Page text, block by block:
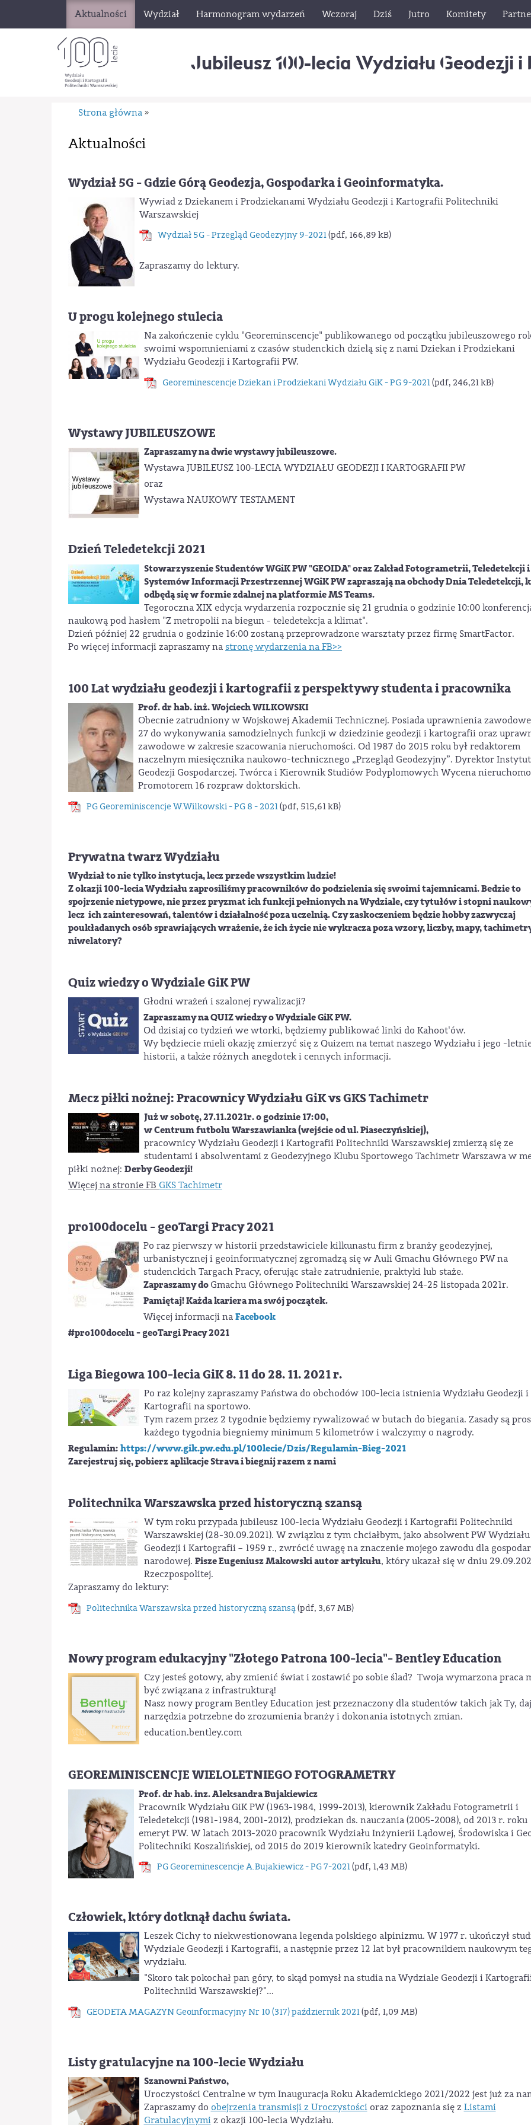
Aktualności Wydział Harmonogram wydarzeń Wczoraj Dziś Jutro Komitety
Jubileusz 100-lecia Wydziału Geodezji
Strona główna »
Aktualności
Wydział 5G - Gdzie Górą Geodezja, Gospodarka i Geoinformatyka.
Wywiad z Dziekanem i Prodziekanami Wydziału Geodezji i Kartografii Politechniki
Warszawskiej
Wydział 5G - Przegląd Geodezyjny 9-2021(pdf, 166,89 kB)
Zapraszamy do lektury.
U progu kolejnego stulecia
Na zakończenie cyklu "Georeminscencje" publikowanego od początku jubileuszowego
swoimi wspomnieniami z czasów studenckich dzielą się z nami Dziekan i Prodziekani
Wydziału Geodezji i Kartografii PW.
Georeminescencje Dziekan i Prodziekani Wydziału GiK - PG 9-2021(pdf, 246,21 kB)
Wystawy JUBILEUSZOWE
Zapraszamy na dwie wystawy jubileuszowe.
Wystawa JUBILEUSZ 100-LECIA WYDZIAŁU GEODEZJI I KARTOGRAFII PW
oraz
Wystawa NAUKOWY TESTAMENT
Dzień Teledetekcji 2021
Stowarzyszenie Studentów WGiK PW "GEOIDA" oraz Zakład Fotogrametrii, Teledetekcji i
Systemów Informacji Przestrzennej WGiK PW zapraszają na obchody Dnia Teledetekcji,
odbędą się w formie zdalnej na platformie MS Teams.
Tegoroczna XIX edycja wydarzenia rozpocznie się 21 grudnia o godzinie 10:00
naukową pod hasłem "Z metropolii na biegun - teledetekcja a klimat".
Dzień później 22 grudnia o godzinie 16:00 zostaną przeprowadzone warsztaty przez firmę SmartFactor.
Po więcej informacji zapraszamy na stronę wydarzenia na FB>>
100 Lat wydziału geodezji i kartografii z perspektywy studenta i pracownika
Prof. dr hab. inż. Wojciech WILKOWSKI
Obecnie zatrudniony w Wojskowej Akademii Technicznej. Posiada uprawnienia
27 do wykonywania samodzielnych funkcji w dziedzinie geodezji i kartografii oraz
zawodowe w zakresie szacowania nieruchomości. Od 1987 do 2015 roku był redaktorem
naczelnym miesięcznika naukowo-technicznego „Przegląd Geodezyjny”. Dyrektor
Geodezji Gospodarczej. Twórca i Kierownik Studiów Podyplomowych Wycena
Promotorem 16 rozpraw doktorskich.
PG Georeminiscencje W.Wilkowski - PG 8 - 2021(pdf, 515,61 kB)
Prywatna twarz Wydziału
Wydział to nie tylko instytucja, lecz przede wszystkim ludzie!
Z okazji 100-lecia Wydziału zaprosiliśmy pracowników do podzielenia się swoimi tajemnicami. Bedzie to
spojrzenie nietypowe, nie przez pryzmat ich funkcji pełnionych na Wydziale, czy tytułów i stopni
lecz ich zainteresowań, talentów i działalność poza uczelnią. Czy zaskoczeniem będzie hobby zazwyczaj
poukładanych osób sprawiających wrażenie, że ich życie nie wykracza poza wzory, liczby, mapy,
niwelatory?
Quiz wiedzy o Wydziale GiK PW
Głodni wrażeń i szalonej rywalizacji?
Zapraszamy na QUIZ wiedzy o Wydziale GiK PW.
Od dzisiaj co tydzień we wtorki, będziemy publikować linki do Kahoot'ów.
Wy będziecie mieli okazję zmierzyć się z Quizem na temat naszego Wydziału i jego -
historii, a także różnych anegdotek i cennych informacji.
Mecz piłki nożnej: Pracownicy Wydziału GiK vs GKS Tachimetr
Już w sobotę, 27.11.2021r. o godzinie 17:00,
w Centrum futbolu Warszawianka (wejście od ul. Piaseczyńskiej),
pracownicy Wydziału Geodezji i Kartografii Politechniki Warszawskiej zmierzą się ze
studentami i absolwentami z Geodezyjnego Klubu Sportowego Tachimetr Warszawa w
piłki nożnej: Derby Geodezji!
Więcej na stronie FB GKS Tachimetr
pro100docelu - geoTargi Pracy 2021
Po raz pierwszy w historii przedstawiciele kilkunastu firm z branży geodezyjnej,
urbanistycznej i geoinformatycznej zgromadzą się w Auli Gmachu Głównego PW na
studenckich Targach Pracy, oferując stałe zatrudnienie, praktyki lub staże.
Zapraszamy do Gmachu Głównego Politechniki Warszawskiej 24-25 listopada 2021r.
Pamiętaj! Każda kariera ma swój początek.
Więcej informacji na Facebook
#pro100docelu - geoTargi Pracy 2021
Liga Biegowa 100-lecia GiK 8. 11 do 28. 11. 2021 r.
Po raz kolejny zapraszamy Państwa do obchodów 100-lecia istnienia Wydziału Geodezji i
Kartografii na sportowo.
Tym razem przez 2 tygodnie będziemy rywalizować w butach do biegania. Zasady są
każdego tygodnia biegniemy minimum 5 kilometrów i walczymy o nagrody.
Regulamin:https://www.gik.pw.edu.pl/100lecie/Dzis/Regulamin-Bieg-2021
Zarejestruj się, pobierz aplikacje Strava i biegnij razem z nami
Politechnika Warszawska przed historyczną szansą
W tym roku przypada jubileusz 100-lecia Wydziału Geodezji i Kartografii Politechniki
Warszawskiej (28-30.09.2021). W związku z tym chciałbym, jako absolwent PW Wydziału
Geodezji i Kartografii – 1959 r., zwrócić uwagę na znaczenie mojego zawodu dla
narodowej. Pisze Eugeniusz Makowski autor artykułu, który ukazał się w dniu
Rzeczpospolitej.
Zapraszamy do lektury:
Politechnika Warszawska przed historyczną szansą(pdf, 3,67 MB)
Nowy program edukacyjny "Złotego Patrona 100-lecia"- Bentley Education
Czy jesteś gotowy, aby zmienić świat i zostawić po sobie ślad? Twoja wymarzona praca
być związana z infrastrukturą!
Nasz nowy program Bentley Education jest przeznaczony dla studentów takich jak Ty,
narzędzia potrzebne do zrozumienia branży i dokonania istotnych zmian.
education.bentley.com
GEOREMINISCENCJE WIELOLETNIEGO FOTOGRAMETRY
Prof. dr hab. inz. Aleksandra Bujakiewicz
Pracownik Wydziału GiK PW (1963-1984, 1999-2013), kierownik Zakładu Fotogrametrii i
Teledetekcji (1981-1984, 2001-2012), prodziekan ds. nauczania (2005-2008), od 2013 r. roku
emeryt PW. W latach 2013-2020 pracownik Wydziału Inżynierii Lądowej, Środowiska i
Politechniki Koszalińskiej, od 2015 do 2019 kierownik katedry Geoinformatyki.
PG Georeminescencje A.Bujakiewicz - PG 7-2021(pdf, 1,43 MB)
Człowiek, który dotknął dachu świata.
Leszek Cichy to niekwestionowana legenda polskiego alpinizmu. W 1977 r. ukończył
Wydziale Geodezji i Kartografii, a następnie przez 12 lat był pracownikiem naukowym
wydziału.
"Skoro tak pokochał pan góry, to skąd pomysł na studia na Wydziale Geodezji i
Politechniki Warszawskiej?"...
GEODETA MAGAZYN Geoinformacyjny Nr 10 (317) październik 2021(pdf, 1,09 MB)
Listy gratulacyjne na 100-lecie Wydziału
Szanowni Państwo,
Uroczystości Centralne w tym Inauguracja Roku Akademickiego 2021/2022 jest już za
Zapraszamy do obejrzenia transmisji z Uroczystościoraz zapoznania się z Listami
Gratulacyjnymiz okazji 100-lecia Wydziału.